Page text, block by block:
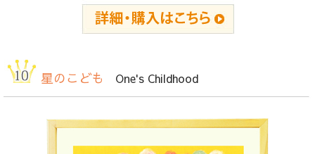
星のこども One's Childhood